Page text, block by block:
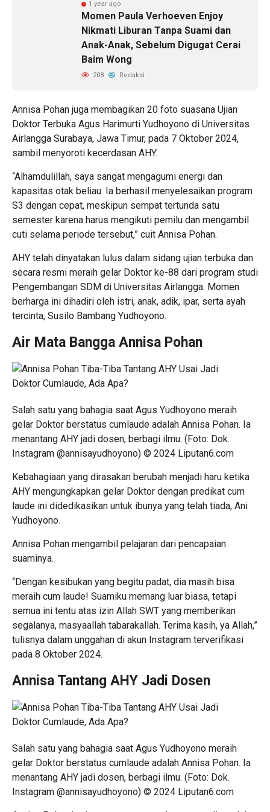
1 year ago
Momen Paula Verhoeven Enjoy
Nikmati Liburan Tanpa Suami dan
Anak-Anak, Sebelum Digugat Cerai
Baim Wong
208 Redaksi
Annisa Pohan juga membagikan 20 foto suasana Ujian
Doktor Terbuka Agus Harimurti Yudhoyono di Universitas
Airlangga Surabaya, Jawa Timur, pada 7 Oktober 2024,
sambil menyoroti kecerdasan AHY.
“Alhamdulillah, saya sangat mengagumi energi dan
kapasitas otak beliau. Ia berhasil menyelesaikan program
S3 dengan cepat, meskipun sempat tertunda satu
semester karena harus mengikuti pemilu dan mengambil
cuti selama periode tersebut,” cuit Annisa Pohan.
AHY telah dinyatakan lulus dalam sidang ujian terbuka dan
secara resmi meraih gelar Doktor ke-88 dari program studi
Pengembangan SDM di Universitas Airlangga. Momen
berharga ini dihadiri oleh istri, anak, adik, ipar, serta ayah
tercinta, Susilo Bambang Yudhoyono.
Air Mata Bangga Annisa Pohan
Salah satu yang bahagia saat Agus Yudhoyono meraih
gelar Doktor berstatus cumlaude adalah Annisa Pohan. Ia
menantang AHY jadi dosen, berbagi ilmu. (Foto: Dok.
Instagram @annisayudhoyono) © 2024 Liputan6.com
Kebahagiaan yang dirasakan berubah menjadi haru ketika
AHY mengungkapkan gelar Doktor dengan predikat cum
laude ini didedikasikan untuk ibunya yang telah tiada, Ani
Yudhoyono.
Annisa Pohan mengambil pelajaran dari pencapaian
suaminya.
“Dengan kesibukan yang begitu padat, dia masih bisa
meraih cum laude! Suamiku memang luar biasa, tetapi
semua ini tentu atas izin Allah SWT yang memberikan
segalanya, masyaallah tabarakallah. Terima kasih, ya Allah,”
tulisnya dalam unggahan di akun Instagram terverifikasi
pada 8 Oktober 2024.
Annisa Tantang AHY Jadi Dosen
Salah satu yang bahagia saat Agus Yudhoyono meraih
gelar Doktor berstatus cumlaude adalah Annisa Pohan. Ia
menantang AHY jadi dosen, berbagi ilmu. (Foto: Dok.
Instagram @annisayudhoyono) © 2024 Liputan6.com